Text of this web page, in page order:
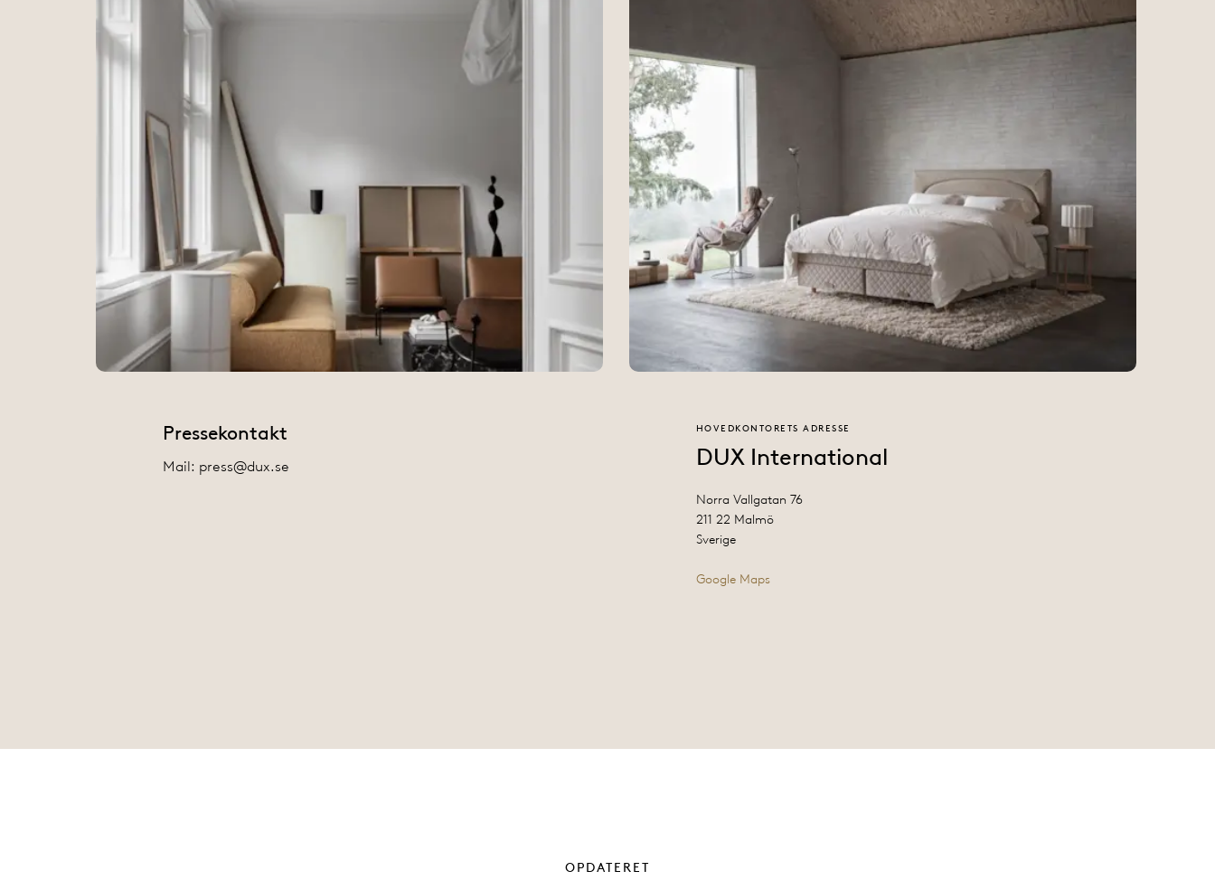
Pressekontakt
Mail: press@dux.se
HOVEDKONTORETS ADRESSE
DUX International
Norra Vallgatan 76
211 22 Malmö
Sverige
Google Maps
OPDATERET